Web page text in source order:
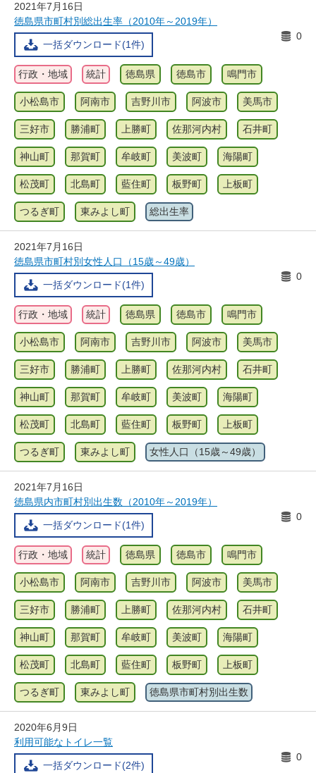
2021年7月16日
徳島県市町村別総出生率（2010年～2019年）
一括ダウンロード(1件)
0
行政・地域 統計 徳島県 徳島市 鳴門市
小松島市 阿南市 吉野川市 阿波市 美馬市
三好市 勝浦町 上勝町 佐那河内村 石井町
神山町 那賀町 牟岐町 美波町 海陽町
松茂町 北島町 藍住町 板野町 上板町
つるぎ町 東みよし町 総出生率
2021年7月16日
徳島県市町村別女性人口（15歳～49歳）
一括ダウンロード(1件)
0
行政・地域 統計 徳島県 徳島市 鳴門市
小松島市 阿南市 吉野川市 阿波市 美馬市
三好市 勝浦町 上勝町 佐那河内村 石井町
神山町 那賀町 牟岐町 美波町 海陽町
松茂町 北島町 藍住町 板野町 上板町
つるぎ町 東みよし町 女性人口（15歳～49歳）
2021年7月16日
徳島県内市町村別出生数（2010年～2019年）
一括ダウンロード(1件)
0
行政・地域 統計 徳島県 徳島市 鳴門市
小松島市 阿南市 吉野川市 阿波市 美馬市
三好市 勝浦町 上勝町 佐那河内村 石井町
神山町 那賀町 牟岐町 美波町 海陽町
松茂町 北島町 藍住町 板野町 上板町
つるぎ町 東みよし町 徳島県市町村別出生数
2020年6月9日
利用可能なトイレ一覧
一括ダウンロード(2件)
0